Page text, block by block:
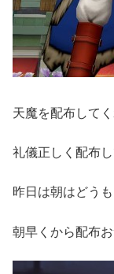
天魔を配布して
礼儀正しく配布
昨日は朝はどう
朝早くから配布